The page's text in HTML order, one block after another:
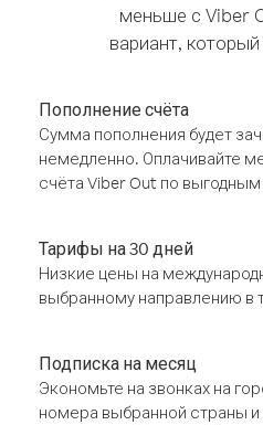
меньше с Viber
вариант,
Пополнение счёта
Сумма пополнения будет
немедленно. Оплачивайте
счёта Viber Out по
Тарифы на 30 дней
Низкие цены на
выбранному направлению в
Подписка на месяц
Экономьте на звонках на
номера выбранной страны и